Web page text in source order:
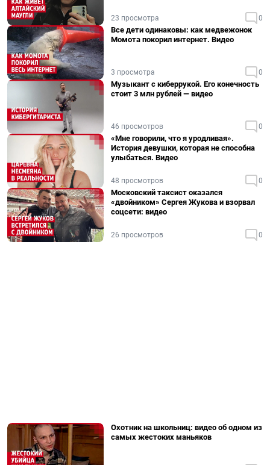
23 просмотра 0
Все дети одинаковы: как медвежонок
Момота покорил интернет. Видео
3 просмотра 0
Музыкант с киберрукой. Его конечность
стоит 3 млн рублей — видео
46 просмотров 0
«Мне говорили, что я уродливая».
История девушки, которая не способна
улыбаться. Видео
48 просмотров 0
Московский таксист оказался
«двойником» Сергея Жукова и взорвал
соцсети: видео
26 просмотров 0
Охотник на школьниц: видео об одном из
самых жестоких маньяков